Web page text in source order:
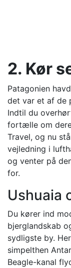
2. Kør
Patagonien
det var et af de
Indtil du
fortælle om
Travel, og nu
vejledning i
og venter på
for.
Ushuaia
Du kører ind
bjerglandskab
sydligste by.
simpelthen
Beagle-kanal